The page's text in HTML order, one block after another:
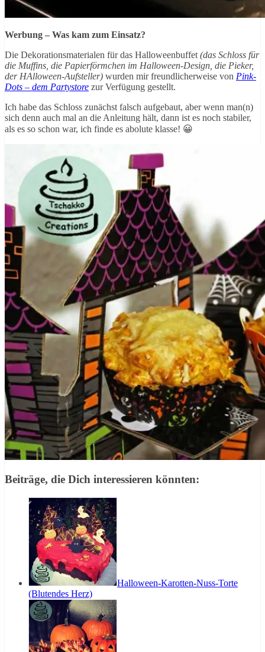
Werbung – Was kam zum Einsatz?
Die Dekorationsmaterialen für das Halloweenbuffet (das Schloss für
die Muffins, die Papierförmchen im Halloween-Design, die Pieker,
der HAlloween-Aufsteller) wurden mir freundlicherweise von Pink-
Dots – dem Partystore zur Verfügung gestellt.
Ich habe das Schloss zunächst falsch aufgebaut, aber wenn man(n)
sich denn auch mal an die Anleitung hält, dann ist es noch stabiler,
als es so schon war, ich finde es abolute klasse! 😀
Beiträge, die Dich interessieren könnten:
Halloween-Karotten-Nuss-Torte
(Blutendes Herz)